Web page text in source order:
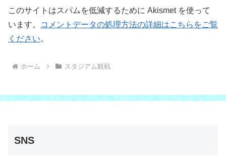
このサイトはスパムを低減するために Akismet を使って
います。
コメントデータの処理方法の詳細はこちらをご覧
ください。
ホーム スタジアム観戦
SNS